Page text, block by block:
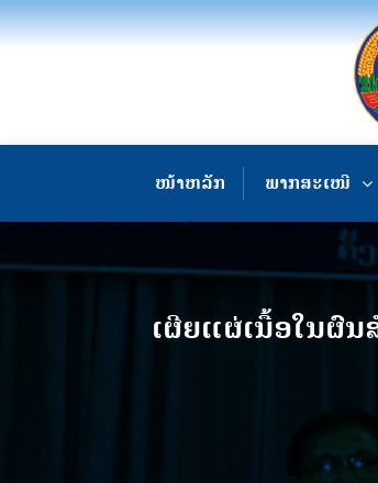
ໜ້າຫລັກ ພາກສະເໜີ
ເຜີຍແຜ່ເນື້ອໃນຜົ